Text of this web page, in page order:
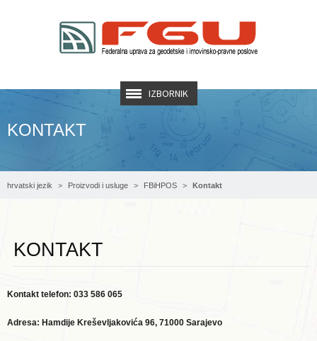
IZBORNIK
KONTAKT
hrvatski jezik Proizvodi i usluge FBiHPOS Kontakt
KONTAKT
Kontakt telefon: 033 586 065
Adresa: Hamdije Kreševljakovića 96, 71000 Sarajevo